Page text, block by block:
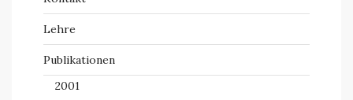
Lehre
Publikationen
2001